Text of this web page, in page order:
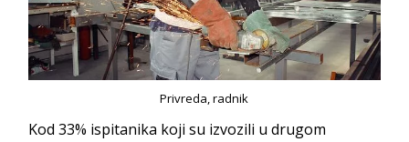
Privreda, radnik
Kod 33% ispitanika koji su izvozili u drugom